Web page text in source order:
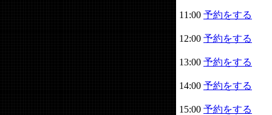
11:00 予約をする
12:00 予約をする
13:00 予約をする
14:00 予約をする
15:00 予約をする